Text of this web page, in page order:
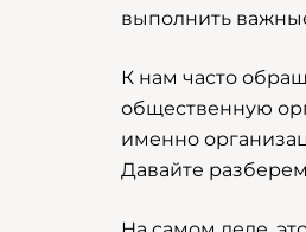
выполнить
К нам часто
общественную
именно
Давайте